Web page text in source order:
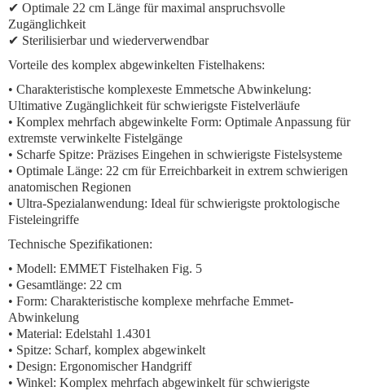
✔ Optimale 22 cm Länge für maximal anspruchsvolle
Zugänglichkeit
✔ Sterilisierbar und wiederverwendbar
Vorteile des komplex abgewinkelten Fistelhakens:
• Charakteristische komplexeste Emmetsche Abwinkelung:
Ultimative Zugänglichkeit für schwierigste Fistelverläufe
• Komplex mehrfach abgewinkelte Form: Optimale Anpassung für
extremste verwinkelte Fistelgänge
• Scharfe Spitze: Präzises Eingehen in schwierigste Fistelsysteme
• Optimale Länge: 22 cm für Erreichbarkeit in extrem schwierigen
anatomischen Regionen
• Ultra-Spezialanwendung: Ideal für schwierigste proktologische
Fisteleingriffe
Technische Spezifikationen:
• Modell: EMMET Fistelhaken Fig. 5
• Gesamtlänge: 22 cm
• Form: Charakteristische komplexe mehrfache Emmet-
Abwinkelung
• Material: Edelstahl 1.4301
• Spitze: Scharf, komplex abgewinkelt
• Design: Ergonomischer Handgriff
• Winkel: Komplex mehrfach abgewinkelt für schwierigste